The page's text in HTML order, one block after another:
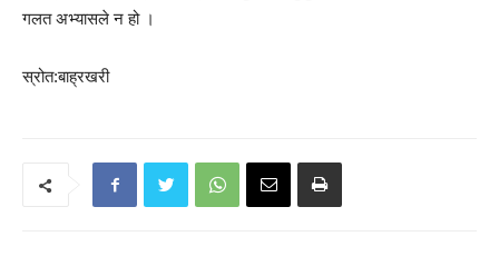
गलत अभ्यासले न हो ।
स्रोत:बाह्रखरी